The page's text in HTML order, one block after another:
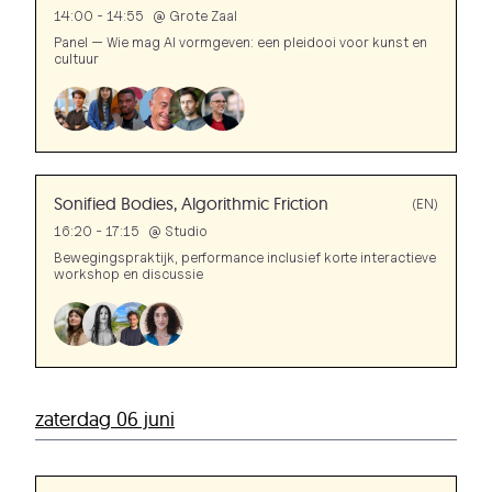
14:00 - 14:55 @ Grote Zaal
Panel — Wie mag AI vormgeven: een pleidooi voor kunst en
cultuur
(EN)
Sonified Bodies, Algorithmic Friction
16:20 - 17:15 @ Studio
Bewegingspraktijk, performance inclusief korte interactieve
workshop en discussie
zaterdag 06 juni